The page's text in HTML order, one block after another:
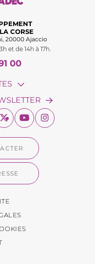
CORSE
20000 Ajaccio
et de 14h à 17h.
00